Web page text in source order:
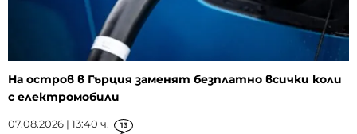
На остров в Гърция заменят безплатно всички коли
с електромобили
07.08.2026 | 13:40 ч. 13